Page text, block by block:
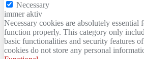
Necessary
immer aktiv
Necessary cookies are absolutely essential
function properly. This category only
basic functionalities and security features
cookies do not store any personal